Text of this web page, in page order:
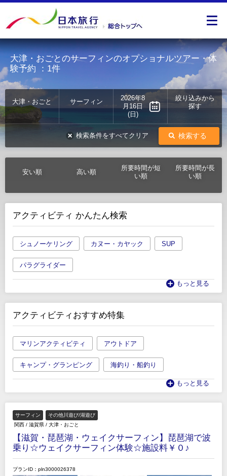
大津・おごとのサーフィンのオプショナルツアー・体
験予約 ：1件
大津・おごと サーフィン
2026年8
月16日
(日)
絞り込みから
探す
検索する
検索条件をすべてクリア
安い順 高い順
所要時間が短
い順
所要時間が長
い順
アクティビティ かんたん検索
シュノーケリング カヌー・カヤック SUP
パラグライダー
もっと見る
アクティビティおすすめ特集
マリンアクティビティ アウトドア
キャンプ・グランピング 海釣り・船釣り
もっと見る
サーフィン
その他川遊び/湖遊び
関西 / 滋賀県 / 大津・おごと
【滋賀・琵琶湖・ウェイクサーフィン】琵琶湖で波
乗り☆ウェイクサーフィン体験☆施設料￥０♪
プランID：pln3000026378